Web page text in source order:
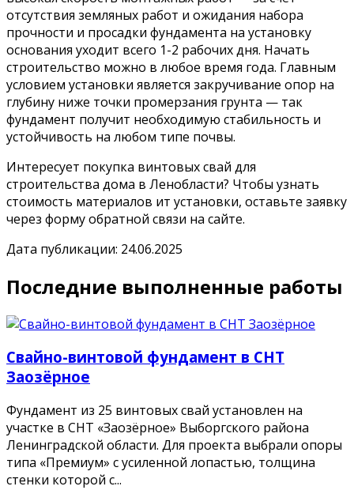
отсутствия земляных работ и ожидания набора
прочности и просадки фундамента на установку
основания уходит всего 1-2 рабочих дня. Начать
строительство можно в любое время года. Главным
условием установки является закручивание опор на
глубину ниже точки промерзания грунта — так
фундамент получит необходимую стабильность и
устойчивость на любом типе почвы.
Интересует покупка винтовых свай для
строительства дома в Ленобласти? Чтобы узнать
стоимость материалов ит установки, оставьте заявку
через форму обратной связи на сайте.
Дата публикации: 24.06.2025
Последние выполненные работы
Свайно-винтовой фундамент в СНТ
Заозёрное
Фундамент из 25 винтовых свай установлен на
участке в СНТ «Заозёрное» Выборгского района
Ленинградской области. Для проекта выбрали опоры
типа «Премиум» с усиленной лопастью, толщина
стенки которой с...